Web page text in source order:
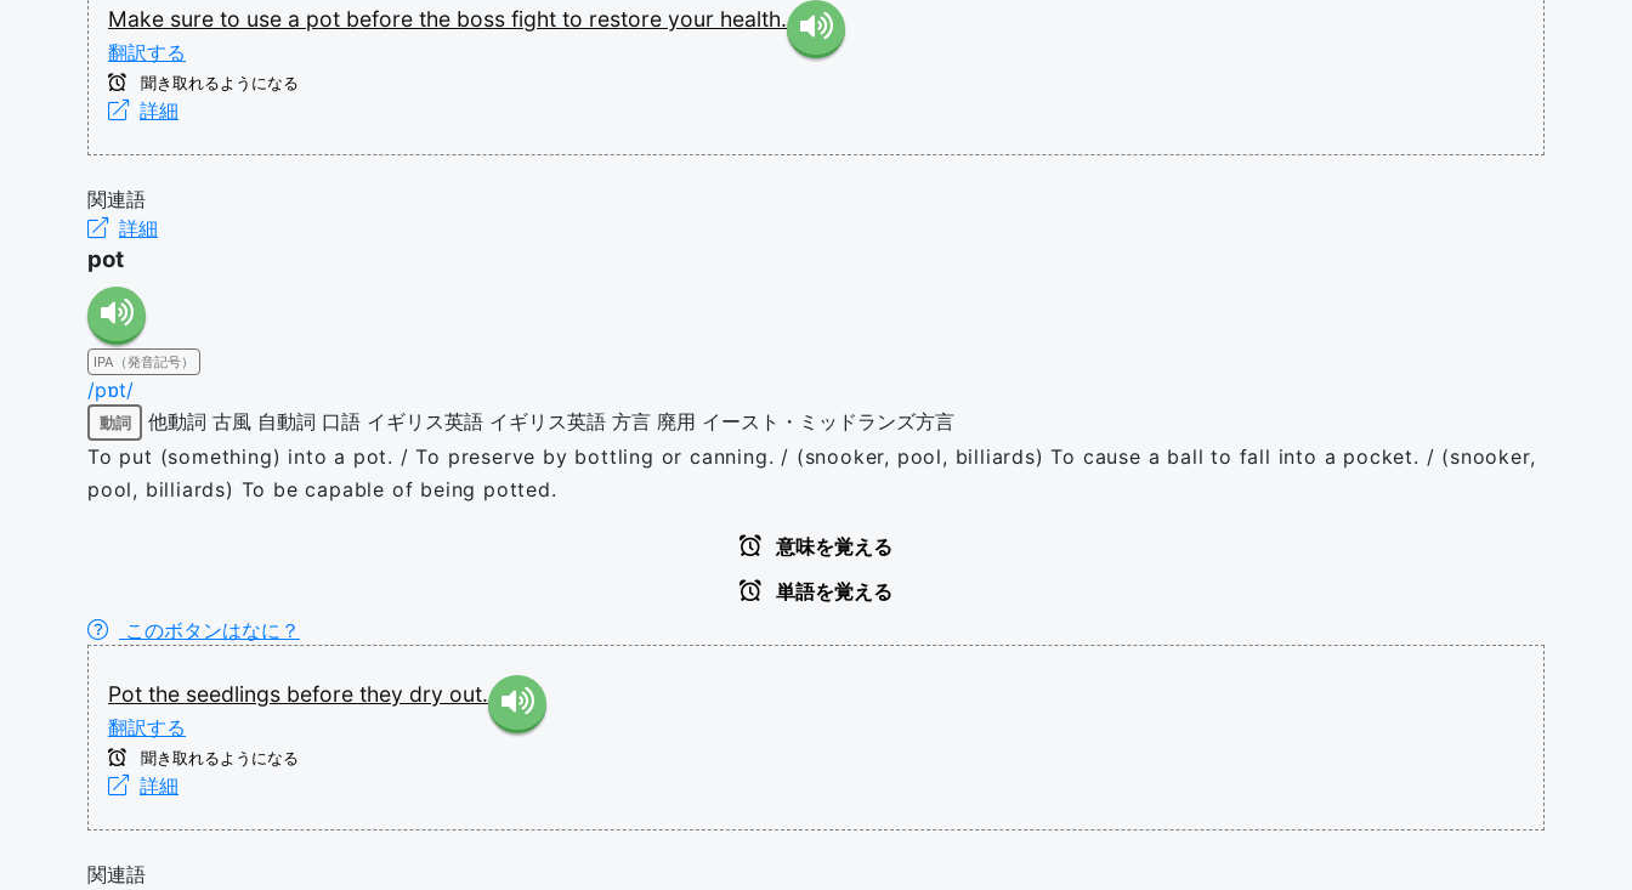
Make sure to use a pot before the boss fight to restore your health.
翻訳する
聞き取れるようになる
詳細
関連語
詳細
pot
IPA（発音記号）
/pɒt/
動詞 他動詞 古風 自動詞 口語 イギリス英語 イギリス英語 方言 廃用 イースト・ミッドランズ方言
To put (something) into a pot. / To preserve by bottling or canning. / (snooker, pool, billiards) To cause a ball to fall into a pocket. / (snooker,
pool, billiards) To be capable of being potted.
意味を覚える
単語を覚える
このボタンはなに？
Pot the seedlings before they dry out.
翻訳する
聞き取れるようになる
詳細
関連語